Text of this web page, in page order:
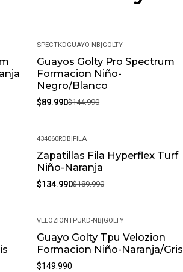
-38%
SPECTKDGUAYO-NB GOLTY
Guayos Golty Pro Spectrum
Formacion Niño-
Negro/Blanco
$89.990$144.990
-29%
434060RDB|FILA
Zapatillas Fila Hyperflex Turf
Niño-Naranja
$134.990$189.990
VELOZIONTPUKD-NB|GOLTY
Guayo Golty Tpu Velozion
Formacion Niño-Naranja/Gris
$149.990